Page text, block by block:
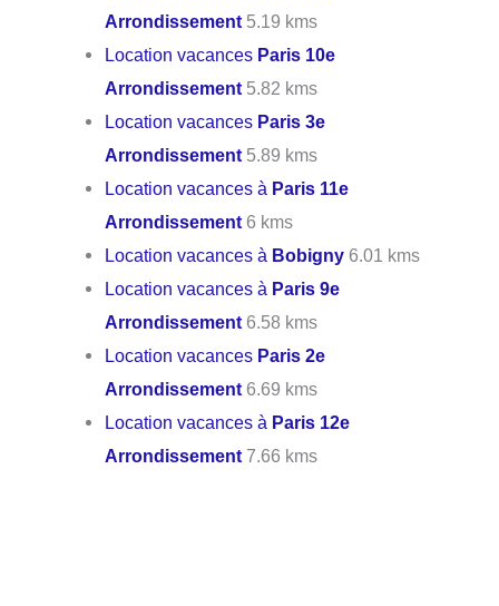
Arrondissement 5.19 kms
Location vacances Paris 10e
Arrondissement 5.82 kms
Location vacances Paris 3e
Arrondissement 5.89 kms
Location vacances à Paris 11e
Arrondissement 6 kms
Location vacances à Bobigny 6.01 kms
Location vacances à Paris 9e
Arrondissement 6.58 kms
Location vacances Paris 2e
Arrondissement 6.69 kms
Location vacances à Paris 12e
Arrondissement 7.66 kms